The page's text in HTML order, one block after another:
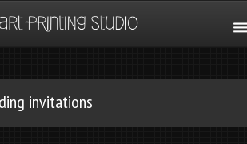
invitations